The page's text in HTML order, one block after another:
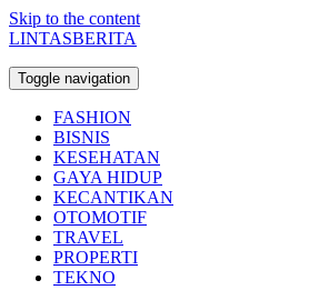
Skip to the content
LINTASBERITA
Toggle navigation
FASHION
BISNIS
KESEHATAN
GAYA HIDUP
KECANTIKAN
OTOMOTIF
TRAVEL
PROPERTI
TEKNO